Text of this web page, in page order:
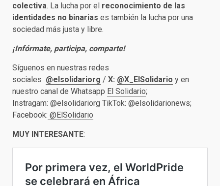
colectiva. La lucha por el reconocimiento de las
identidades no binarias es también la lucha por una
sociedad más justa y libre.
¡Infórmate, participa, comparte!
Síguenos en nuestras redes
sociales @elsolidariorg / X: @X_ElSolidario y en
nuestro canal de Whatsapp El Solidario;
Instragam: @elsolidariorg TikTok: @elsolidarionews;
Facebook: @ElSolidario
MUY INTERESANTE: